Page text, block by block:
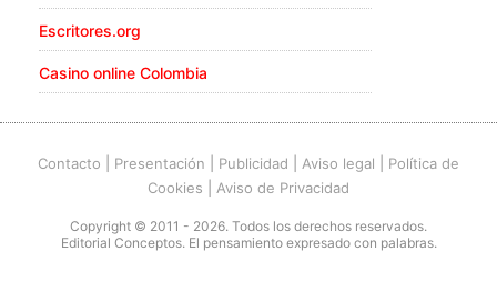
Escritores.org
Casino online Colombia
Contacto Presentación Publicidad Aviso legal
Política de
Cookies
Aviso de Privacidad
Copyright © 2011 - 2026. Todos los derechos reservados.
Editorial Conceptos. El pensamiento expresado con palabras.